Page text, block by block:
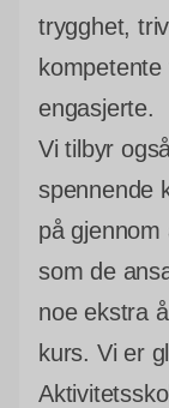
trygghet,
engasjerte.
Vi tilbyr
spennende
på
som de
noe ekstra
kurs. Vi er